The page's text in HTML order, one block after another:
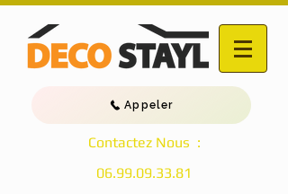
Appeler
Contactez Nous :
06.99.09.33.81